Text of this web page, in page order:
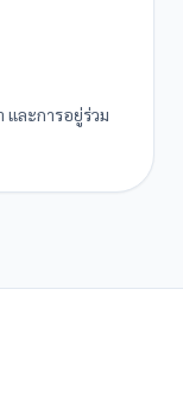
ละการอยู่ร่วม